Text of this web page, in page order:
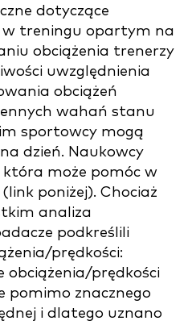
dotyczące
w treningu opartym na
obciążenia trenerzy
uwzględnienia
obciążeń
wahań stanu
sportowcy mogą
dzień. Naukowcy
może pomóc w
poniżej). Chociaż
analiza
podkreślili
prędkości:
obciążenia/prędkości
pomimo znacznego
i dlatego uznano